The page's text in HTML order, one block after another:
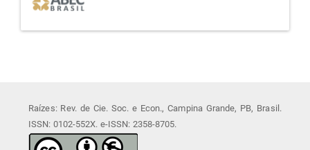
Raízes: Rev. de Cie. Soc. e Econ., Campina Grande, PB, Brasil.
ISSN: 0102-552X. e-ISSN: 2358-8705.